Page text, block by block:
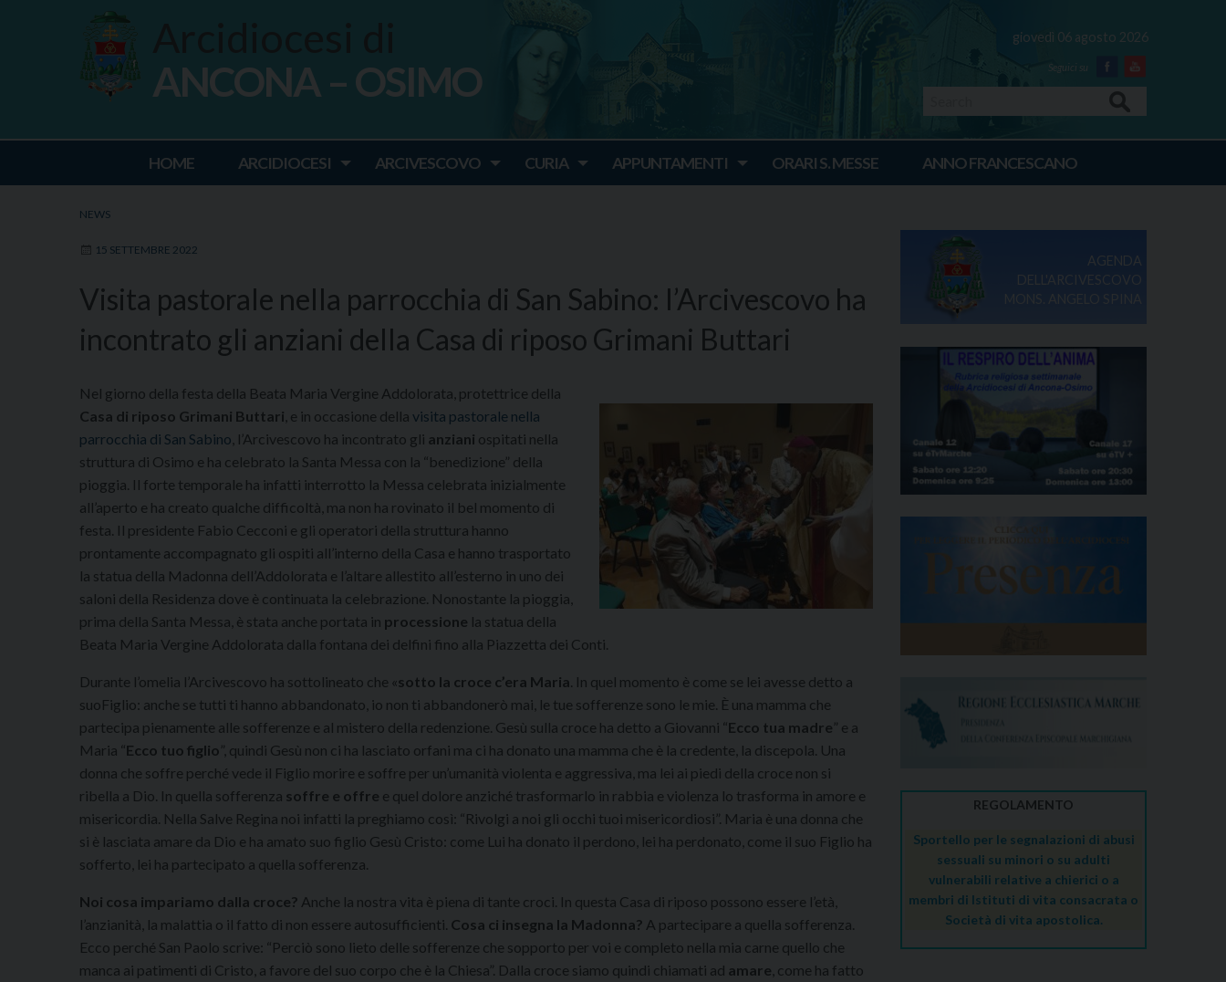
giovedì 06 agosto 2026
Facebook
Youtube
Ancona Osimo
ANCONA – OSIMO
HOME ARCIDIOCESI ARCIVESCOVO CURIA APPUNTAMENTI ORARI S. MESSE ANNO FRANCESCANO
NEWS
15 SETTEMBRE 2022
Visita pastorale nella parrocchia di San Sabino: l’Arcivescovo ha
incontrato gli anziani della Casa di riposo Grimani Buttari
Nel giorno della festa della Beata Maria Vergine Addolorata, protettrice della
Casa di riposo Grimani Buttari , e in occasione della visita pastorale nella
parrocchia di San Sabino , l’Arcivescovo ha incontrato gli anziani ospitati nella
struttura di Osimo e ha celebrato la Santa Messa con la “benedizione” della
pioggia. Il forte temporale ha infatti interrotto la Messa celebrata inizialmente
all’aperto e ha creato qualche difficoltà, ma non ha rovinato il bel momento di
festa. Il presidente Fabio Cecconi e gli operatori della struttura hanno
prontamente accompagnato gli ospiti all’interno della Casa e hanno trasportato
la statua della Madonna dell’Addolorata e l’altare allestito all’esterno in uno dei
saloni della Residenza dove è continuata la celebrazione. Nonostante la pioggia,
prima della Santa Messa, è stata anche portata in processione la statua della
Beata Maria Vergine Addolorata dalla fontana dei delfini fino alla Piazzetta dei Conti.
Durante l’omelia l’Arcivescovo ha sottolineato che «sotto la croce c’era Maria . In quel momento è come se lei avesse detto a
suoFiglio: anche se tutti ti hanno abbandonato, io non ti abbandonerò mai, le tue sofferenze sono le mie. È una mamma che
partecipa pienamente alle sofferenze e al mistero della redenzione. Gesù sulla croce ha detto a Giovanni “Ecco tua madre” e a
Maria “Ecco tuo figlio”, quindi Gesù non ci ha lasciato orfani ma ci ha donato una mamma che è la credente, la discepola. Una
donna che soffre perché vede il Figlio morire e soffre per un’umanità violenta e aggressiva, ma lei ai piedi della croce non si
ribella a Dio. In quella sofferenza soffre e offre e quel dolore anziché trasformarlo in rabbia e violenza lo trasforma in amore e
misericordia. Nella Salve Regina noi infatti la preghiamo così: “Rivolgi a noi gli occhi tuoi misericordiosi”. Maria è una donna che
si è lasciata amare da Dio e ha amato suo figlio Gesù Cristo: come Lui ha donato il perdono, lei ha perdonato, come il suo Figlio ha
sofferto, lei ha partecipato a quella sofferenza.
Noi cosa impariamo dalla croce? Anche la nostra vita è piena di tante croci. In questa Casa di riposo possono essere l’età,
l’anzianità, la malattia o il fatto di non essere autosufficienti. Cosa ci insegna la Madonna? A partecipare a quella sofferenza.
Ecco perché San Paolo scrive: “Perciò sono lieto delle sofferenze che sopporto per voi e completo nella mia carne quello che
manca ai patimenti di Cristo, a favore del suo corpo che è la Chiesa”. Dalla croce siamo quindi chiamati ad amare , come ha fatto
AGENDA
DELL'ARCIVESCOVO
REGOLAMENTO
Sportello per le segnalazioni di abusi
sessuali su minori o su adulti
vulnerabili relative a chierici o a
membri di Istituti di vita consacrata o
Società di vita apostolica.